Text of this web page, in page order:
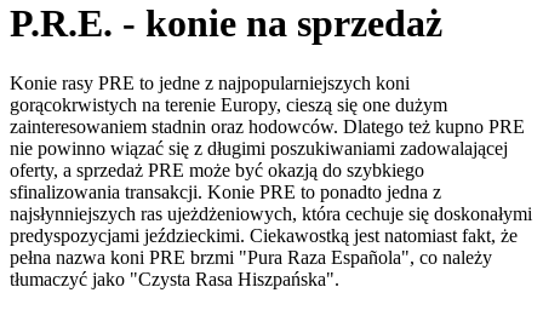
P.R.E. - konie na sprzedaż
Konie rasy PRE to jedne z najpopularniejszych koni
gorącokrwistych na terenie Europy, cieszą się one dużym
zainteresowaniem stadnin oraz hodowców. Dlatego też kupno PRE
nie powinno wiązać się z długimi poszukiwaniami zadowalającej
oferty, a sprzedaż PRE może być okazją do szybkiego
sfinalizowania transakcji. Konie PRE to ponadto jedna z
najsłynniejszych ras ujeżdżeniowych, która cechuje się doskonałymi
predyspozycjami jeździeckimi. Ciekawostką jest natomiast fakt, że
pełna nazwa koni PRE brzmi "Pura Raza Española", co należy
tłumaczyć jako "Czysta Rasa Hiszpańska".